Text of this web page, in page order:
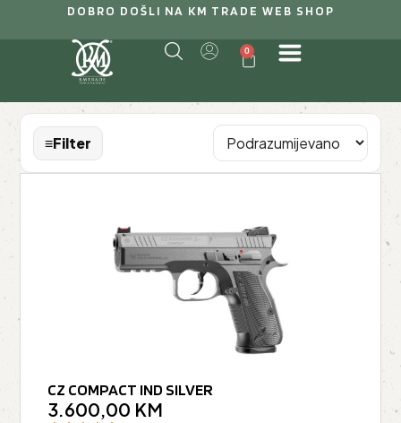
DOBRO DOŠLI NA KM TRADE WEB SHOP
0
≡Filter
CZ COMPACT IND SILVER
3.600,00 KM